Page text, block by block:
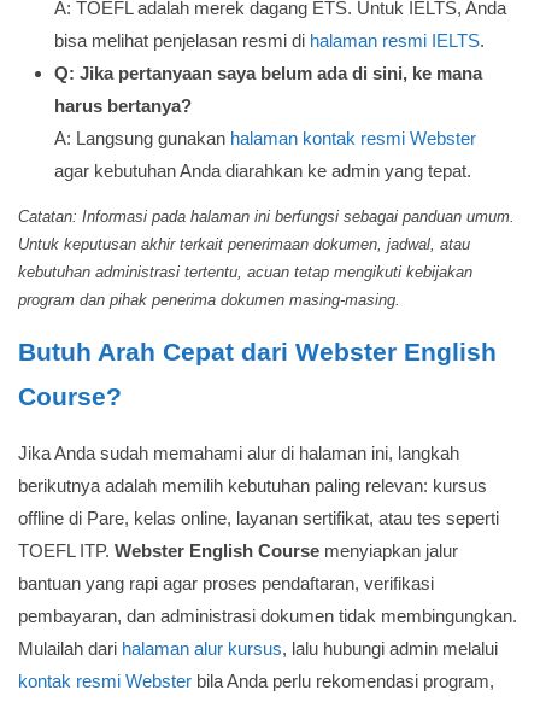
A: TOEFL adalah merek dagang ETS. Untuk IELTS, Anda
bisa melihat penjelasan resmi di halaman resmi IELTS.
Q: Jika pertanyaan saya belum ada di sini, ke mana
harus bertanya?
A: Langsung gunakan halaman kontak resmi Webster
agar kebutuhan Anda diarahkan ke admin yang tepat.
Catatan: Informasi pada halaman ini berfungsi sebagai panduan umum.
Untuk keputusan akhir terkait penerimaan dokumen, jadwal, atau
kebutuhan administrasi tertentu, acuan tetap mengikuti kebijakan
program dan pihak penerima dokumen masing-masing.
Butuh Arah Cepat dari Webster English
Course?
Jika Anda sudah memahami alur di halaman ini, langkah
berikutnya adalah memilih kebutuhan paling relevan: kursus
offline di Pare, kelas online, layanan sertifikat, atau tes seperti
TOEFL ITP. Webster English Course menyiapkan jalur
bantuan yang rapi agar proses pendaftaran, verifikasi
pembayaran, dan administrasi dokumen tidak membingungkan.
Mulailah dari halaman alur kursus, lalu hubungi admin melalui
kontak resmi Webster bila Anda perlu rekomendasi program,